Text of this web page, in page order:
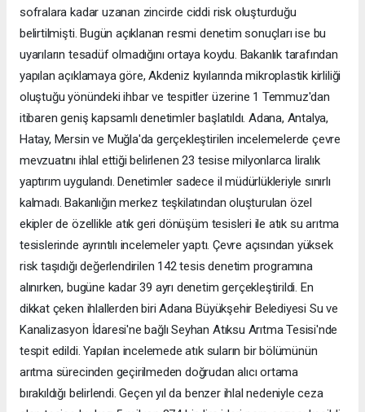
sofralara kadar uzanan zincirde ciddi risk oluşturduğu
belirtilmişti. Bugün açıklanan resmi denetim sonuçları ise bu
uyarıların tesadüf olmadığını ortaya koydu. Bakanlık tarafından
yapılan açıklamaya göre, Akdeniz kıyılarında mikroplastik kirliliği
oluştuğu yönündeki ihbar ve tespitler üzerine 1 Temmuz'dan
itibaren geniş kapsamlı denetimler başlatıldı. Adana, Antalya,
Hatay, Mersin ve Muğla'da gerçekleştirilen incelemelerde çevre
mevzuatını ihlal ettiği belirlenen 23 tesise milyonlarca liralık
yaptırım uygulandı. Denetimler sadece il müdürlükleriyle sınırlı
kalmadı. Bakanlığın merkez teşkilatından oluşturulan özel
ekipler de özellikle atık geri dönüşüm tesisleri ile atık su arıtma
tesislerinde ayrıntılı incelemeler yaptı. Çevre açısından yüksek
risk taşıdığı değerlendirilen 142 tesis denetim programına
alınırken, bugüne kadar 39 ayrı denetim gerçekleştirildi. En
dikkat çeken ihlallerden biri Adana Büyükşehir Belediyesi Su ve
Kanalizasyon İdaresi'ne bağlı Seyhan Atıksu Arıtma Tesisi'nde
tespit edildi. Yapılan incelemede atık suların bir bölümünün
arıtma sürecinden geçirilmeden doğrudan alıcı ortama
bırakıldığı belirlendi. Geçen yıl da benzer ihlal nedeniyle ceza